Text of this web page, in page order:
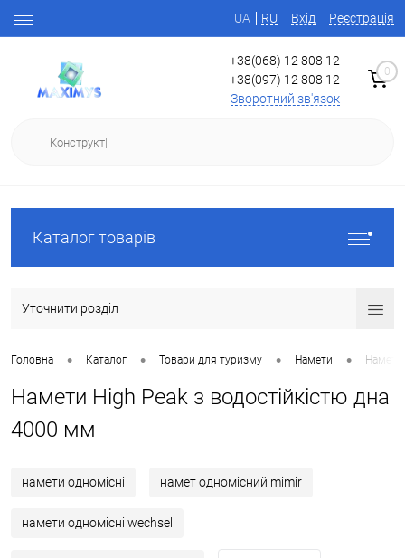
UA RU Вхід Реєстрація
+38(068) 12 808 12
+38(097) 12 808 12
Зворотний зв'язок
0
Каталог товарів
Уточнити розділ
Головна • Каталог • Товари для туризму • Намети •
Намети High Peak з водостійкістю дна
4000 мм
намети одномісні намет одномісний mimir
намети одномісні wechsel